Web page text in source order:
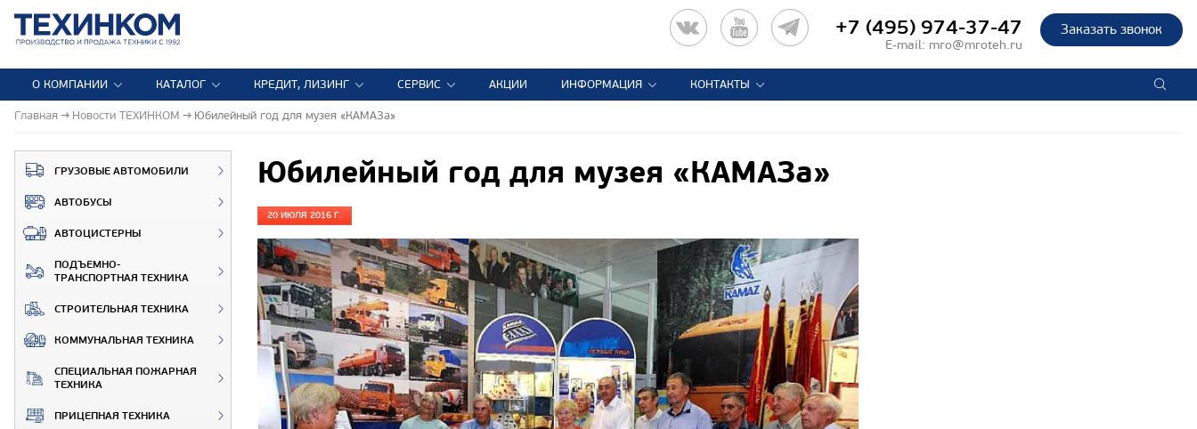
Заказать звонок
+7 (495) 974-37-47
E-mail: mro@mroteh.ru
О КОМПАНИИ КАТАЛОГ КРЕДИТ, ЛИЗИНГ СЕРВИС АКЦИИ ИНФОРМАЦИЯ КОНТАКТЫ
Главная Новости ТЕХИНКОМ Юбилейный год для музея «КАМАЗа»
ГРУЗОВЫЕ АВТОМОБИЛИ
АВТОБУСЫ
АВТОЦИСТЕРНЫ
ПОДЪЕМНО-
ТРАНСПОРТНАЯ ТЕХНИКА
СТРОИТЕЛЬНАЯ ТЕХНИКА
КОММУНАЛЬНАЯ ТЕХНИКА
СПЕЦИАЛЬНАЯ ПОЖАРНАЯ
ТЕХНИКА
ПРИЦЕПНАЯ ТЕХНИКА
Юбилейный год для музея «КАМАЗа»
20 ИЮЛЯ 2016 Г.